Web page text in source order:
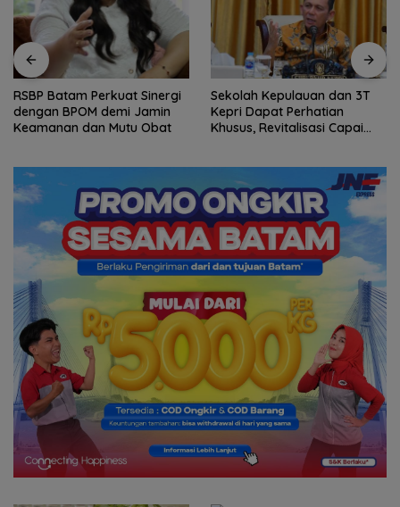
RSBP Batam Perkuat Sinergi
dengan BPOM demi Jamin
Keamanan dan Mutu Obat
Sekolah Kepulauan dan 3T
Kepri Dapat Perhatian
Khusus, Revitalisasi Capai